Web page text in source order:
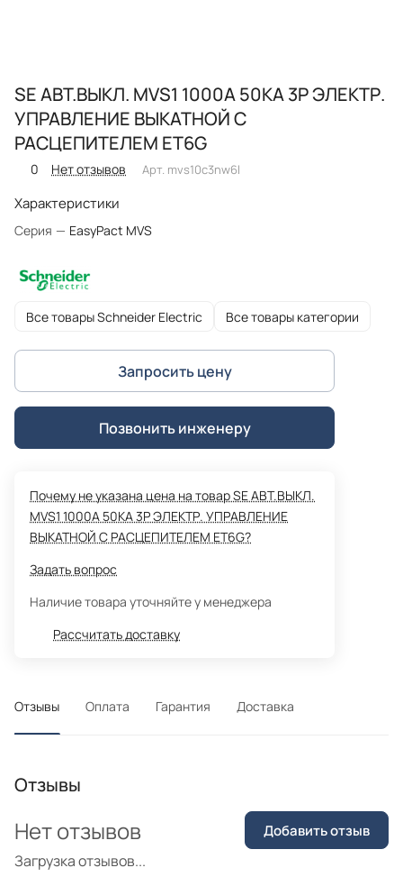
SE АВТ.ВЫКЛ. MVS1 1000A 50KA 3P ЭЛЕКТР.
УПРАВЛЕНИЕ ВЫКАТНОЙ С
РАСЦЕПИТЕЛЕМ ET6G
0 Нет отзывов Арт. mvs10c3nw6l
Характеристики
Серия — EasyPact MVS
Все товары Schneider Electric Все товары категории
Запросить цену
Позвонить инженеру
Почему не указана цена на товар SE АВТ.ВЫКЛ.
MVS1 1000A 50KA 3P ЭЛЕКТР. УПРАВЛЕНИЕ
ВЫКАТНОЙ С РАСЦЕПИТЕЛЕМ ET6G?
Задать вопрос
Наличие товара уточняйте у менеджера
Рассчитать доставку
Отзывы Оплата Гарантия Доставка
Отзывы
Загрузка отзывов...
Нет отзывов Добавить отзыв